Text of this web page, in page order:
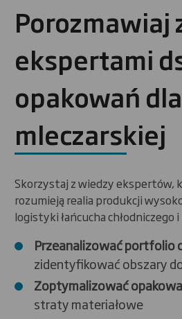
Porozmawiaj
ekspertami
opakowań
mleczarskiej
Skorzystaj z wiedzy ekspertów,
rozumieją realia produkcji
logistyki łańcucha chłodniczego i
Przeanalizować portfolio
zidentyfikować obszary
Zoptymalizować
straty materiałowe